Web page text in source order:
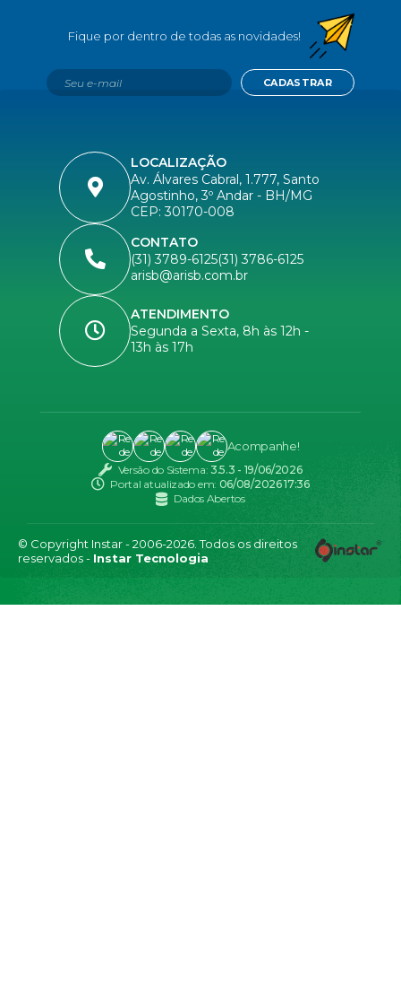
LOCALIZAÇÃO
Av. Álvares Cabral, 1.777, Santo
Agostinho, 3º Andar - BH/MG
CEP: 30170-008
CONTATO
(31) 3789-6125(31) 3786-6125
arisb@arisb.com.br
ATENDIMENTO
Segunda a Sexta, 8h às 12h -
13h às 17h
CADASTRAR
Versão do Sistema: 3.5.3 - 19/06/2026
Portal atualizado em: 06/08/2026 17:36
Dados Abertos
Acompanhe!
© Copyright Instar - 2006-2026. Todos os direitos
reservados - Instar Tecnologia